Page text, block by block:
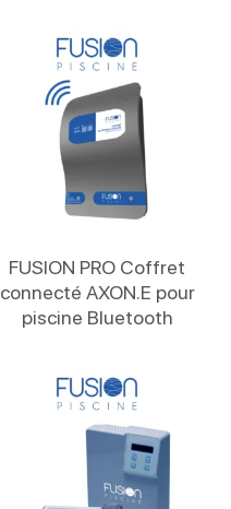
FUSION PRO Coffret
connecté AXON.E pour
piscine Bluetooth